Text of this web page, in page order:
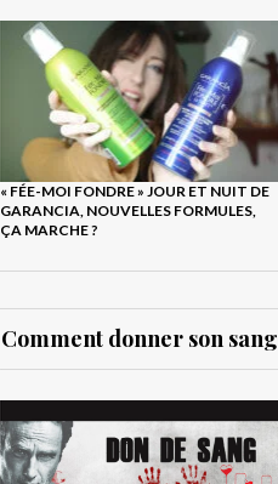
« FÉE-MOI FONDRE » JOUR ET NUIT DE
GARANCIA, NOUVELLES FORMULES,
ÇA MARCHE ?
Comment donner son sang